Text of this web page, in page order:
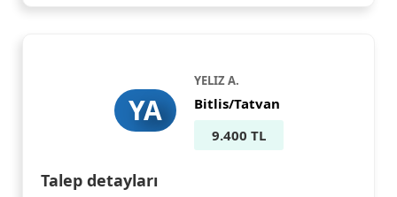
YA
YELIZ A.
Bitlis/Tatvan
9.400 TL
Talep detayları